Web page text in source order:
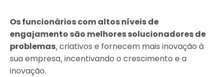
Os funcionários com altos níveis de
engajamento são melhores solucionadores de
problemas, criativos e fornecem mais inovação à
sua empresa, incentivando o crescimento e a
inovação.